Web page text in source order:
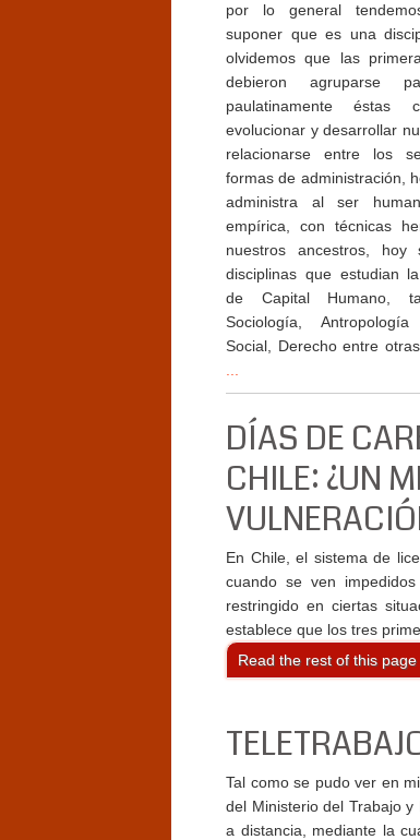
por lo general
suponer que es una
olvidemos que las
debieron agruparse
paulatinamente éstas
evolucionar y desarrollar
relacionarse entre los
formas de administración,
administra al ser
empírica, con técnicas
nuestros ancestros,
disciplinas que estudian
de Capital Humano,
Sociología,
Social, Derecho entre otras.
DÍAS DE
CHILE: ¿UN
En Chile, el sistema de
cuando se ven
restringido en ciertas
establece que los tres
Read the rest of this page
Tal como se pudo ver en
del Ministerio del Trabajo
a distancia, mediante la